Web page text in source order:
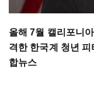
올해 7월 캘리포니
격한 한국계 청년
합뉴스